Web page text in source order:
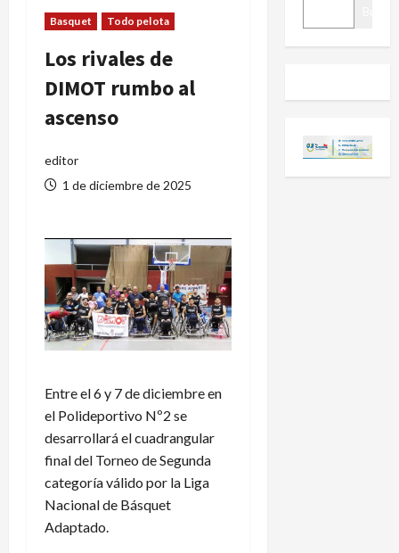
Basquet Todo pelota
Los rivales de
DIMOT rumbo al
ascenso
editor
1 de diciembre de 2025
Entre el 6 y 7 de diciembre en
el Polideportivo Nº2 se
desarrollará el cuadrangular
final del Torneo de Segunda
categoría válido por la Liga
Nacional de Básquet
Adaptado.